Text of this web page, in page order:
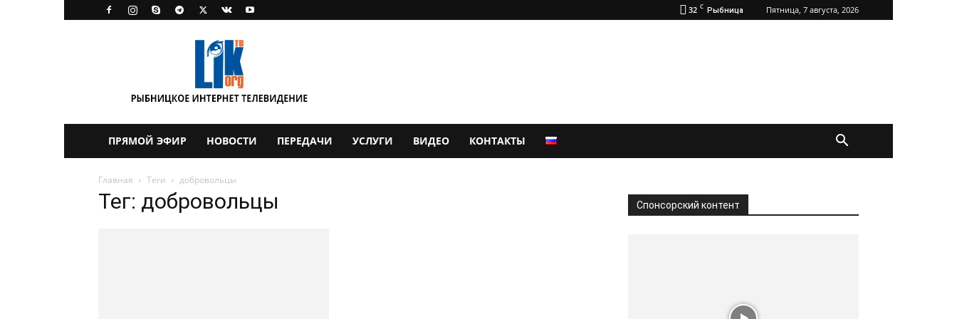
32 C Рыбница Пятница, 7 августа, 2026
ПРЯМОЙ ЭФИР НОВОСТИ ПЕРЕДАЧИ УСЛУГИ ВИДЕО КОНТАКТЫ
Главная Теги добровольцы
Тег: добровольцы Спонсорский контент